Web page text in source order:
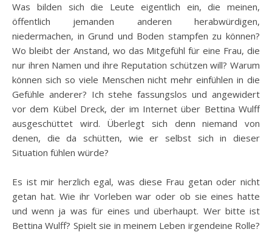
Was bilden sich die Leute eigentlich ein, die meinen,
öffentlich jemanden anderen herabwürdigen,
niedermachen, in Grund und Boden stampfen zu können?
Wo bleibt der Anstand, wo das Mitgefühl für eine Frau, die
nur ihren Namen und ihre Reputation schützen will? Warum
können sich so viele Menschen nicht mehr einfühlen in die
Gefühle anderer? Ich stehe fassungslos und angewidert
vor dem Kübel Dreck, der im Internet über Bettina Wulff
ausgeschüttet wird. Überlegt sich denn niemand von
denen, die da schütten, wie er selbst sich in dieser
Situation fühlen würde?
Es ist mir herzlich egal, was diese Frau getan oder nicht
getan hat. Wie ihr Vorleben war oder ob sie eines hatte
und wenn ja was für eines und überhaupt. Wer bitte ist
Bettina Wulff? Spielt sie in meinem Leben irgendeine Rolle?